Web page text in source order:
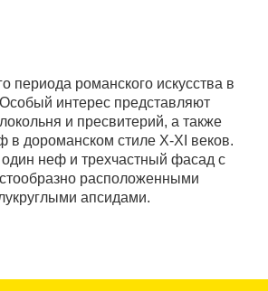
периода романского искусства в
интерес представляют
и пресвитерий, а также
в дороманском стиле X-XI веков.
неф и трехчастный фасад с
расположенными
апсидами.